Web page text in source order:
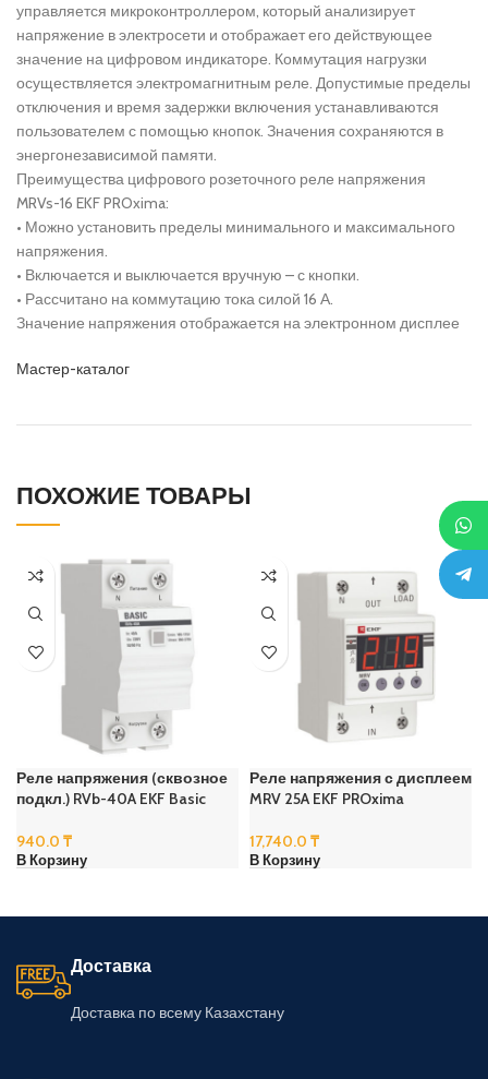
управляется микроконтроллером, который анализирует
напряжение в электросети и отображает его действующее
значение на цифровом индикаторе. Коммутация нагрузки
осуществляется электромагнитным реле. Допустимые пределы
отключения и время задержки включения устанавливаются
пользователем с помощью кнопок. Значения сохраняются в
энергонезависимой памяти.
Преимущества цифрового розеточного реле напряжения
MRVs-16 EKF PROxima:
• Можно установить пределы минимального и максимального
напряжения.
• Включается и выключается вручную – с кнопки.
• Рассчитано на коммутацию тока силой 16 А.
Значение напряжения отображается на электронном дисплее
Мастер-каталог
ПОХОЖИЕ ТОВАРЫ
Реле напряжения (сквозное
подкл.) RVb-40A EKF Basic
940.0 ₸
В Корзину
Реле напряжения с дисплеем
MRV 25A EKF PROxima
17,740.0 ₸
В Корзину
Доставка
Доставка по всему Казахстану